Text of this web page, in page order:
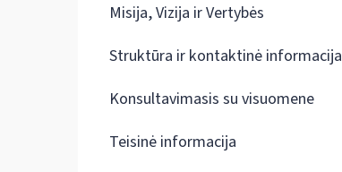
Misija, Vizija ir Vertybės
Struktūra ir kontaktinė informacija
Konsultavimasis su visuomene
Teisinė informacija